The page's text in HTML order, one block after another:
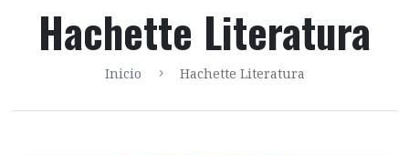
Hachette Literatura
Inicio Hachette Literatura